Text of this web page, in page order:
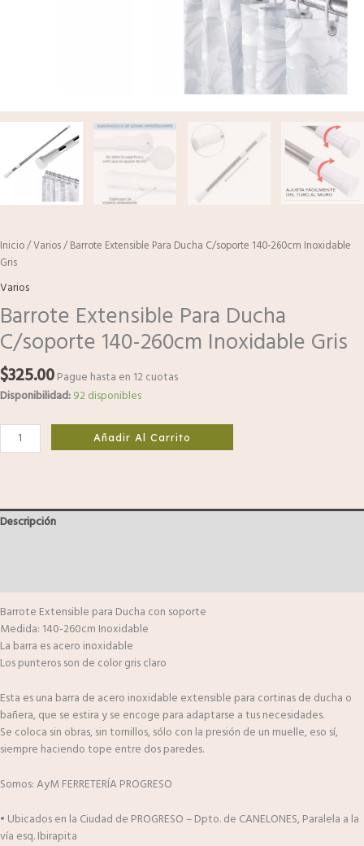
Inicio/Varios/ Barrote Extensible Para Ducha C/soporte 140-260cm Inoxidable
Gris
Varios
Barrote Extensible Para Ducha
C/soporte 140-260cm Inoxidable Gris
$325.00Pague hasta en 12 cuotas
Disponibilidad:92 disponibles
Añadir Al Carrito
Descripción
Barrote Extensible para Ducha con soporte
Medida: 140-260cm Inoxidable
La barra es acero inoxidable
Los punteros son de color gris claro
Esta es una barra de acero inoxidable extensible para cortinas de ducha o
bañera, que se estira y se encoge para adaptarse a tus necesidades.
Se coloca sin obras, sin tornillos, sólo con la presión de un muelle, eso sí,
siempre haciendo tope entre dos paredes.
Somos: AyM FERRETERÍA PROGRESO
• Ubicados en la Ciudad de PROGRESO – Dpto. de CANELONES, Paralela a la
vía esq. Ibirapita